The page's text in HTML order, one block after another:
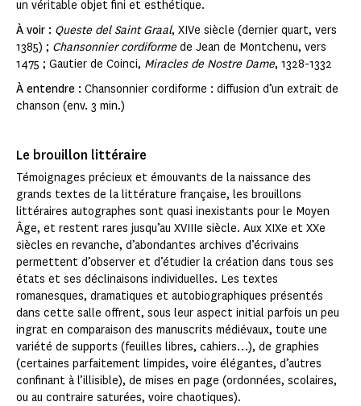
un véritable objet fini et esthétique.
À voir : Queste del Saint Graal, XIVe siècle (dernier quart, vers
1385) ; Chansonnier cordiforme de Jean de Montchenu, vers
1475 ; Gautier de Coinci, Miracles de Nostre Dame, 1328-1332
À entendre : Chansonnier cordiforme : diffusion d’un extrait de
chanson (env. 3 min.)
Le brouillon littéraire
Témoignages précieux et émouvants de la naissance des
grands textes de la littérature française, les brouillons
littéraires autographes sont quasi inexistants pour le Moyen
Âge, et restent rares jusqu’au XVIIIe siècle. Aux XIXe et XXe
siècles en revanche, d’abondantes archives d’écrivains
permettent d’observer et d’étudier la création dans tous ses
états et ses déclinaisons individuelles. Les textes
romanesques, dramatiques et autobiographiques présentés
dans cette salle offrent, sous leur aspect initial parfois un peu
ingrat en comparaison des manuscrits médiévaux, toute une
variété de supports (feuilles libres, cahiers…), de graphies
(certaines parfaitement limpides, voire élégantes, d’autres
confinant à l’illisible), de mises en page (ordonnées, scolaires,
ou au contraire saturées, voire chaotiques).